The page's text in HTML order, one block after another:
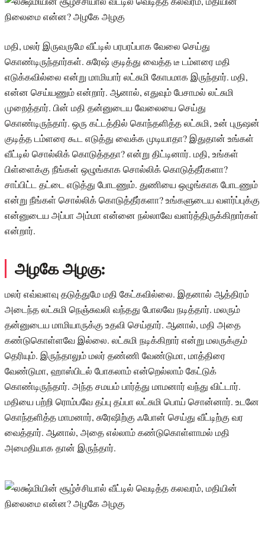
மதி, மலர் இருவருமே வீட்டில் பரபரப்பாக வேலை செய்து
கொண்டிருந்தார்கள். சுரேஷ் குடித்து வைத்த டீ டம்ளரை மதி
எடுக்கவில்லை என்று மாமியார் லட்சுமி கோபமாக இருந்தார். மதி,
என்ன செய்யணும் என்றார். ஆனால், எதுவும் பேசாமல் லட்சுமி
முறைத்தார். பின் மதி தன்னுடைய வேலையை செய்து
கொண்டிருந்தார். ஒரு கட்டத்தில் கொந்தளித்த லட்சுமி, உன் புருஷன்
குடித்த டம்ளரை கூட எடுத்து வைக்க முடியாதா? இதுதான் உங்கள்
வீட்டில் சொல்லிக் கொடுத்ததா? என்று திட்டினார். மதி, உங்கள்
பிள்ளைக்கு நீங்கள் ஒழுங்காக சொல்லிக் கொடுத்தீர்களா?
சாப்பிட்ட தட்டை எடுத்து போடணும். துணியை ஒழுங்காக போடணும்
என்று நீங்கள் சொல்லிக் கொடுத்தீர்களா? உங்களுடைய வளர்ப்புக்கு
என்னுடைய அப்பா அம்மா என்னை நல்லாவே வளர்த்திருக்கிறார்கள்
என்றார்.
அழகே அழகு:
மலர் எவ்வளவு தடுத்துமே மதி கேட்கவில்லை. இதனால் ஆத்திரம்
அடைந்த லட்சுமி நெஞ்சுவலி வந்தது போலவே நடித்தார். மலரும்
தன்னுடைய மாமியாருக்கு உதவி செய்தார். ஆனால், மதி அதை
கண்டுகொள்ளவே இல்லை. லட்சுமி நடிக்கிறார் என்று மலருக்கும்
தெரியும். இருந்தாலும் மலர் தண்ணி வேண்டுமா, மாத்திரை
வேண்டுமா, ஹாஸ்பிடல் போகலாம் என்றெல்லாம் கேட்டுக்
கொண்டிருந்தார். அந்த சமயம் பார்த்து மாமனார் வந்து விட்டார்.
மதியை பற்றி ரொம்பவே தப்பு தப்பா லட்சுமி பொய் சொன்னார். உடனே
கொந்தளித்த மாமனார், சுரேஷிற்கு ஃபோன் செய்து வீட்டிற்கு வர
வைத்தார். ஆனால், அதை எல்லாம் கண்டுகொள்ளாமல் மதி
அமைதியாக தான் இருந்தார்.